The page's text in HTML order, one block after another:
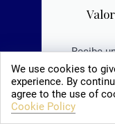
Recibe
del valor
We use cookies to
experience. By
agree to the use of
Cookie Policy